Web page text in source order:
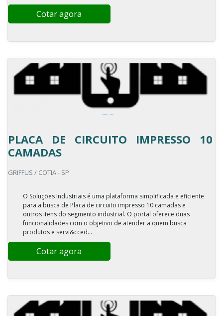
Cotar agora
PLACA DE CIRCUITO IMPRESSO 10
CAMADAS
GRIFFUS / COTIA - SP
O Soluções Industriais é uma plataforma simplificada e eficiente
para a busca de Placa de circuito impresso 10 camadas e
outros itens do segmento industrial. O portal oferece duas
funcionalidades com o objetivo de atender a quem busca
produtos e servi&cced...
Cotar agora